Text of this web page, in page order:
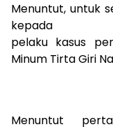
Menuntut, untuk
kepada
pelaku kasus
Minum Tirta Giri
Menuntut